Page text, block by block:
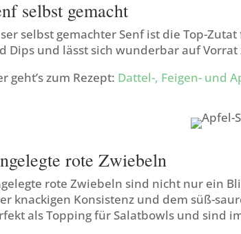
selbst gemacht
selbst gemachter Senf ist die Top-
Dips und lässt sich wunderbar auf
geht’s zum Rezept: Dattel-, Feigen- und
rote Zwiebeln
rote Zwiebeln sind nicht nur ein
knackigen Konsistenz und dem süß-
als Topping für Salatbowls und sind